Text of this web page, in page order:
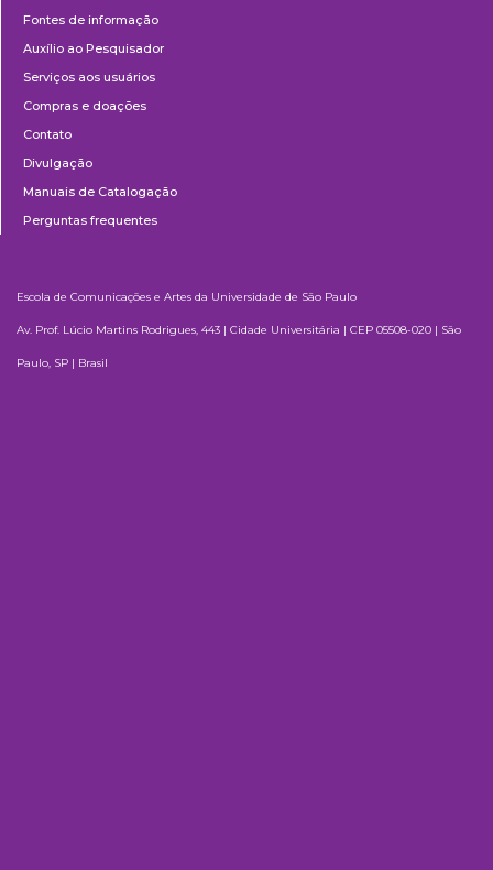
Fontes de informação
Auxílio ao Pesquisador
Serviços aos usuários
Compras e doações
Contato
Divulgação
Manuais de Catalogação
Perguntas frequentes
Escola de Comunicações e Artes da Universidade de São Paulo
Av. Prof. Lúcio Martins Rodrigues, 443 | Cidade Universitária | CEP 05508-020 | São
Paulo, SP | Brasil